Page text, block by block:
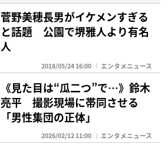
菅野美穂長男がイケメンすぎる
と話題 公園で堺雅人より有名
人
2018/05/24 16:00 エンタメニュース
《見た目は“瓜二つ”で…》鈴木
亮平 撮影現場に帯同させる
「男性集団の正体」
2026/02/12 11:00 エンタメニュース